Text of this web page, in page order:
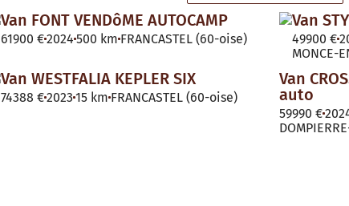
Van FONT VENDôME AUTOCAMP
61900 €2024 500 km FRANCASTEL (60-oise)
Van
49900 €
MONCE-
Van WESTFALIA KEPLER SIX
74388 €2023 15 km FRANCASTEL (60-oise)
Van
auto
59990 €